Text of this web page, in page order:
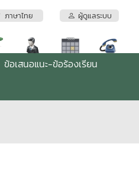
ภาษาไทย ผู้ดูแลระบบ
ข้อเสนอแนะ-ข้อร้องเรียน